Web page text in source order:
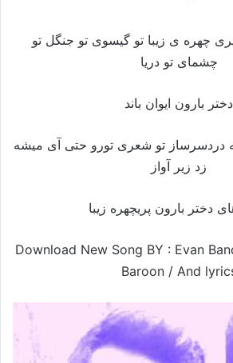
چهره ی زیبا تو گیسوی تو جنگل تو
چشمای تو دریا
دختر بارون ایوان باند
دردسرساز تو شعری تورو حتی آی میشه
زد زیر آواز
دختر بارون پریچهره زیبا
Download New Song BY : Evan
Baroon / And